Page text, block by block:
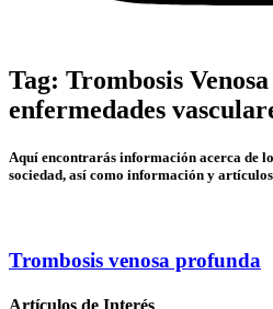
Tag: Trombosis
enfermedades
Aquí encontrarás información acerca de
sociedad, así como información y
Trombosis venosa profunda
Artículos de Interés